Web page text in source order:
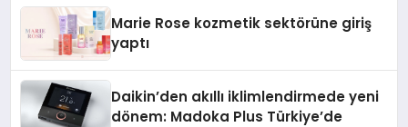
Marie Rose kozmetik sektörüne giriş
yaptı
Daikin’den akıllı iklimlendirmede yeni
dönem: Madoka Plus Türkiye’de